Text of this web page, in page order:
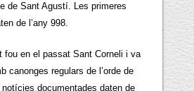
de Sant Agustí. Les primeres
de l’any 998.
fou en el passat Sant Corneli i va
canonges regulars de l’orde de
documentades daten de